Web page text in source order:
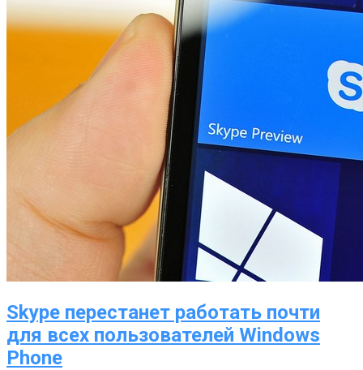
Skype перестанет работать почти
для всех пользователей Windows
Phone